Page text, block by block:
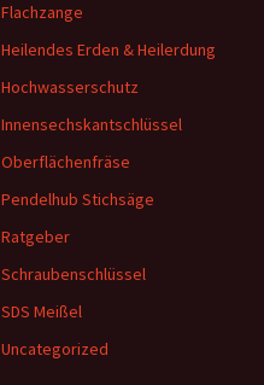
Flachzange
Heilendes Erden & Heilerdung
Hochwasserschutz
Innensechskantschlüssel
Oberflächenfräse
Pendelhub Stichsäge
Ratgeber
Schraubenschlüssel
SDS Meißel
Uncategorized